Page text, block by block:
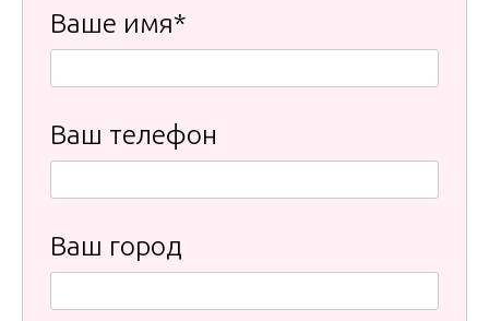
Ваше имя*
Ваш телефон
Ваш город